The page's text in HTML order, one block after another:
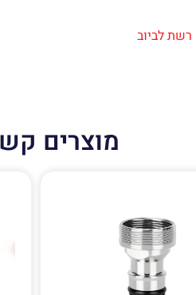
רשת לביוב
מוצרים